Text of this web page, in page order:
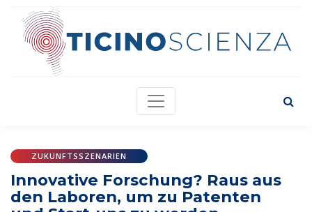
ZUKUNFTSSZENARIEN
Innovative Forschung? Raus aus
den Laboren, um zu Patenten